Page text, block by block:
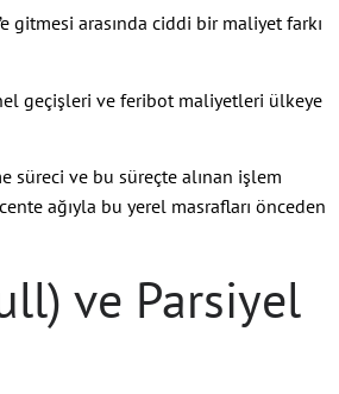
gitmesi arasında ciddi bir maliyet farkı
geçişleri ve feribot maliyetleri ülkeye
süreci ve bu süreçte alınan işlem
ağıyla bu yerel masrafları önceden
ve Parsiyel